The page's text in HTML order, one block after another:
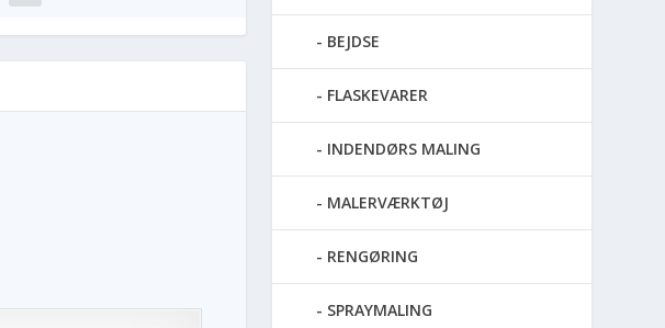
BEJDSE
FLASKEVARER
INDENDØRS MALING
MALERVÆRKTØJ
RENGØRING
SPRAYMALING